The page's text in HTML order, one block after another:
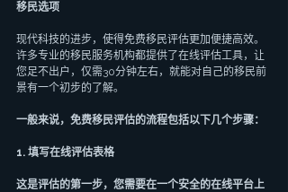
移民选项
现代科技的进步，使得免费移民评估更加便捷高效。
许多专业的移民服务机构都提供了在线评估工具，让
您足不出户，仅需30分钟左右，就能对自己的移民前
景有一个初步的了解。
一般来说，免费移民评估的流程包括以下几个步骤：
1. 填写在线评估表格
这是评估的第一步，您需要在一个安全的在线平台上